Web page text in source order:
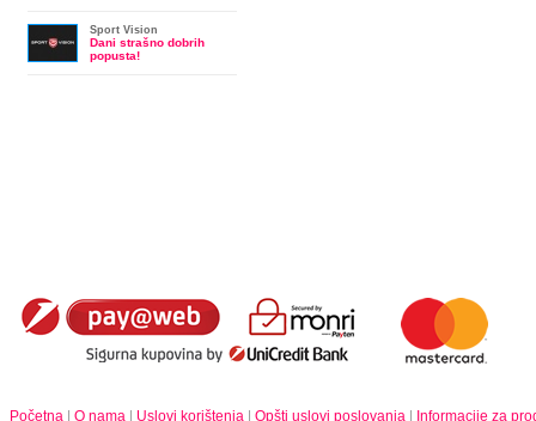
Sport Vision
Dani strašno dobrih
popusta!
Početna O nama Uslovi korištenja Opšti uslovi poslovanja
Informacije za